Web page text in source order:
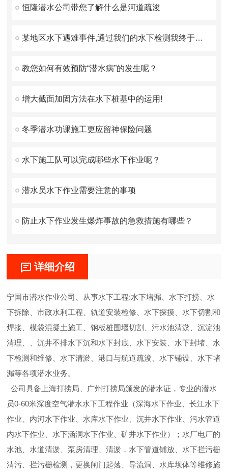
恒隆潜水公司带您了解什么是河道疏浚
某地区水下遇难事件,通过我们的水下检测我终于找到你了！
教您如何有效预防“潜水病”的发生呢？
增大截面加固方法在水下桩基中的运用!
冬季潜水功课施工更应留神保险问题
水下施工队可以完成哪些水下作业呢？
潜水员水下作业需要注意的事项
防止水下作业发生爆炸事故的急救措施有哪些？
详细介绍
宁国市潜水作业公司、从事水下工程:水下堵漏、水下打捞、水
下拆除、市政水利工程、轨道安装检修、水下探摸、水下切割和
焊接、模袋混凝土施工、钢板桩围堰切割、污水池清淤、沉淀池
清理、、沉井不排水下沉和水下封底、水下安装、水下封堵、水
下检测和维修、水下清淤、港口与航道疏浚、水下铺设、水下堵
漏等各项潜水业务。
公司具备上海打捞局、广州打捞局颁发的潜水证，专业的潜水
员0-60米深度空气潜水水下工程作业（深海水下作业、长江水下
作业、内河水下作业、水库水下作业、沉井水下作业、污水管道
内水下作业、水下涵洞水下作业、矿井水下作业）；水厂电厂的
水池、水道清淤、泵房清理、清淤，水下管道铺放、水下拦污栅
清污、拦污栅检测，更换闸门起落、导流洞、水库坝体等维修施